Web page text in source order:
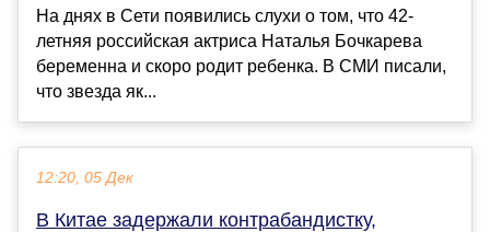
На днях в Сети появились слухи о том, что 42-
летняя российская актриса Наталья Бочкарева
беременна и скоро родит ребенка. В СМИ писали,
что звезда як...
12:20, 05 Дек
В Китае задержали контрабандистку,